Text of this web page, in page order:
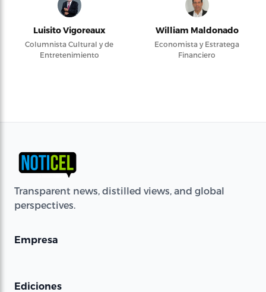
Luisito Vigoreaux
Columnista Cultural y de
Entretenimiento
William Maldonado
Economista y Estratega
Financiero
Transparent news, distilled views, and global
perspectives.
Empresa
Ediciones